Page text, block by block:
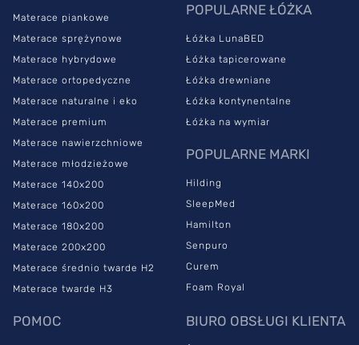
Materace piankowe
Materace sprężynowe
Materace hybrydowe
Materace ortopedyczne
Materace naturalne i eko
Materace premium
Materace nawierzchniowe
Materace młodzieżowe
Materace 140x200
Materace 160x200
Materace 180x200
Materace 200x200
Materace średnio twarde H2
Materace twarde H3
POPULARNE ŁÓŻKA
Łóżka LunaBED
Łóżka tapicerowane
Łóżka drewniane
Łóżka kontynentalne
Łóżka na wymiar
POPULARNE MARKI
Hilding
SleepMed
Hamilton
Senpuro
Curem
Foam Royal
POMOC BIURO OBSŁUGI KLIENTA